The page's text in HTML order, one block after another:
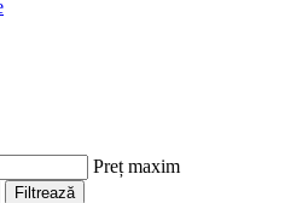
Preț maxim
Filtrează